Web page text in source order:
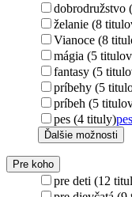
dobrodružstvo
želanie (8
Vianoce (8
mágia (5
fantasy (5
príbehy (5
príbeh (5
pes (4 tituly)pes
Ďalšie možnosti
Pre koho
pre deti (12